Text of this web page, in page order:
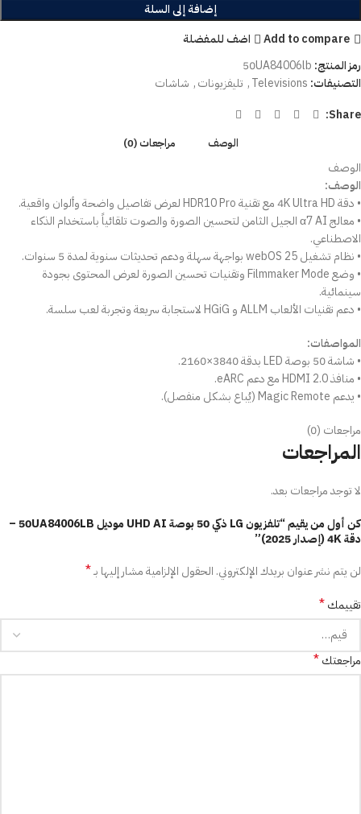
إضافة إلى السلة
Add to compare
اضف للمفضلة
رمز المنتج: 50UA84006lb
التصنيفات: Televisions
, تليفزيونات, شاشات
Share:
الوصف مراجعات (0)
الوصف
الوصف:
• دقة 4K Ultra HD مع تقنية HDR10 Pro لعرض تفاصيل واضحة وألوان واقعية.
• معالج α7 AI الجيل الثامن لتحسين الصورة والصوت تلقائياً باستخدام الذكاء
الاصطناعي.
• نظام تشغيل webOS 25 بواجهة سهلة ودعم تحديثات سنوية لمدة 5 سنوات.
• وضع Filmmaker Mode وتقنيات تحسين الصورة لعرض المحتوى بجودة
سينمائية.
• دعم تقنيات الألعاب ALLM و HGiG لاستجابة سريعة وتجربة لعب سلسة.
المواصفات:
• شاشة 50 بوصة LED بدقة 3840×2160.
• منافذ HDMI 2.0 مع دعم eARC.
• يدعم Magic Remote (يُباع بشكل منفصل).
مراجعات (0)
المراجعات
لا توجد مراجعات بعد.
كن أول من يقيم “تلفزيون LG ذكي 50 بوصة UHD AI موديل 50UA84006LB –
دقة 4K (إصدار 2025)”
لن يتم نشر عنوان بريدك الإلكتروني. الحقول الإلزامية مشار إليها بـ*
تقييمك*
مراجعتك*